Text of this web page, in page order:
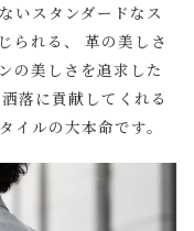
いスタンダードなス
られる、 革の美しさ
の美しさを追求した
落に貢献してくれる
イルの大本命です。